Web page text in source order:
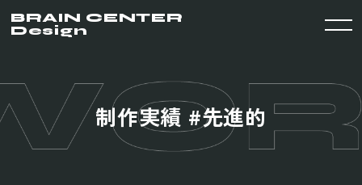
BRAIN CENTER
Design
制作実績 #先進的